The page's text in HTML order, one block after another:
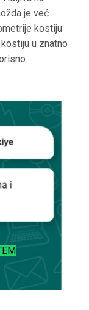
je već
kostiju
u znatno